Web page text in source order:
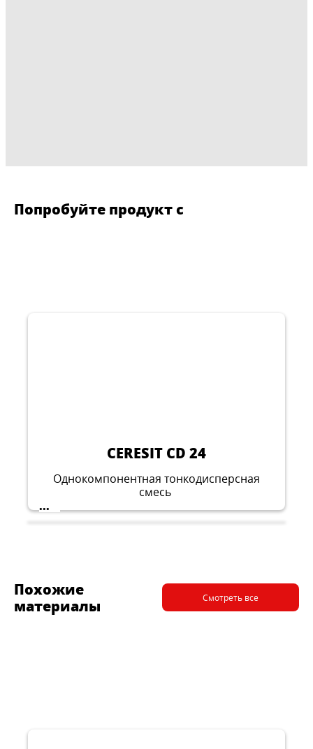
Попробуйте продукт с
CERESIT CD 24
Однокомпонентная тонкодисперсная
смесь
...
Похожие
материалы
Смотреть все